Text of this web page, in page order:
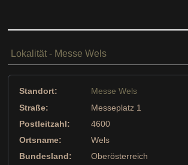
Lokalität - Messe Wels
Standort:
Messe Wels
Straße:
Messeplatz 1
Postleitzahl:
4600
Ortsname:
Wels
Bundesland:
Oberösterreich